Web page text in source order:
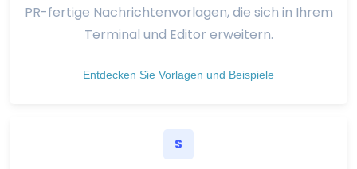
PR-fertige Nachrichtenvorlagen, die sich in Ihrem
Terminal und Editor erweitern.
Entdecken Sie Vorlagen und Beispiele
S